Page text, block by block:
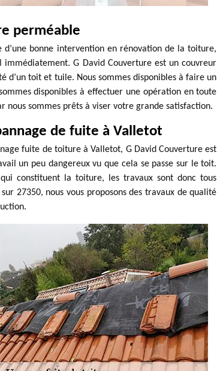
perméable
bonne intervention en rénovation de la toiture,
G David Couverture est un couvreur
d’un toit et tuile. Nous sommes disponibles à faire un
disponibles à effectuer une opération en toute
nous sommes prêts à viser votre grande satisfaction.
de fuite à Valletot
fuite de toiture à Valletot, G David Couverture est
un peu dangereux vu que cela se passe sur le toit.
constituent la toiture, les travaux sont donc tous
27350, nous vous proposons des travaux de qualité